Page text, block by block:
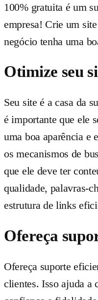
100% gratuita é um
empresa! Crie um
negócio tenha uma
Otimize seu
Seu site é a casa da
é importante que ele
uma boa aparência e
os mecanismos de
que ele deve ter
qualidade, palavras-
estrutura de links
Ofereça
Ofereça suporte
clientes. Isso ajuda a